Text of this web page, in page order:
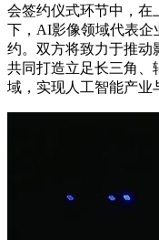
会签约仪式环节中，在
下，AI影像领域代表企
约。双方将致力于推动
共同打造立足长三角、
域，实现人工智能产业